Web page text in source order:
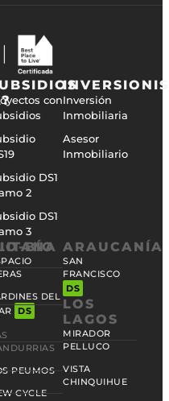
con
DS1
2
DS1
3
Inversión
Inmobiliaria
Asesor
Inmobiliario
BÍO
DEL
DS
PEUMOS
CYCLE
ARAUCANÍA
SAN
FRANCISCO
DS
LOS
LAGOS
MIRADOR
PELLUCO
VISTA
CHINQUIHUE